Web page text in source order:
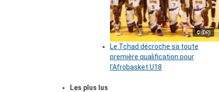
© (DR)
Le Tchad décroche sa toute
première qualification pour
l’Afrobasket U18
Les plus lus